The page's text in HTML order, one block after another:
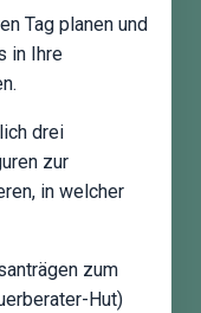
Tag planen und
in Ihre
drei
zur
in welcher
zum
Hut)